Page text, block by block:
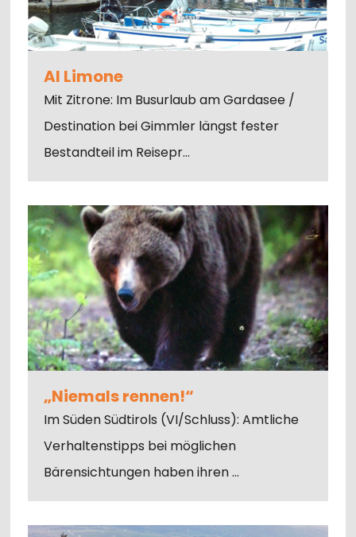
Al Limone
Mit Zitrone: Im Busurlaub am Gardasee /
Destination bei Gimmler längst fester
Bestandteil im Reisepr…
„Niemals rennen!“
Im Süden Südtirols (VI/Schluss): Amtliche
Verhaltenstipps bei möglichen
Bärensichtungen haben ihren …